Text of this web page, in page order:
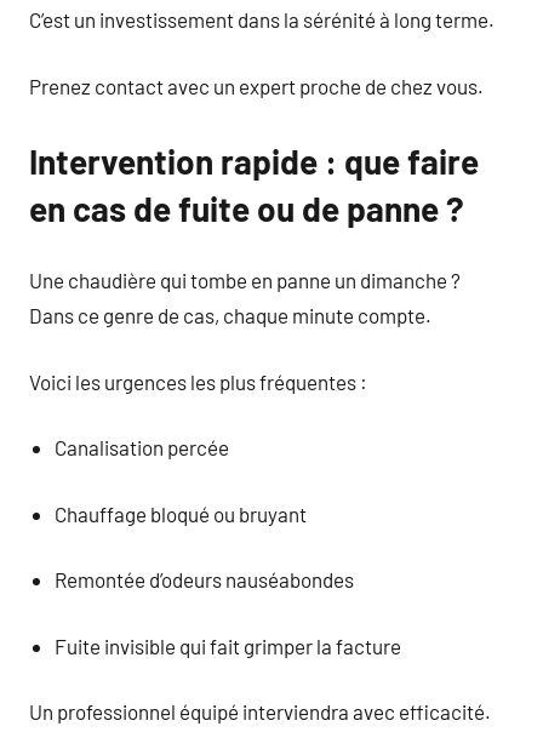
C’est un investissement dans la sérénité à long terme.
Prenez contact avec un expert proche de chez vous.
Intervention rapide : que faire
en cas de fuite ou de panne ?
Une chaudière qui tombe en panne un dimanche ?
Dans ce genre de cas, chaque minute compte.
Voici les urgences les plus fréquentes :
Canalisation percée
Chauffage bloqué ou bruyant
Remontée d’odeurs nauséabondes
Fuite invisible qui fait grimper la facture
Un professionnel équipé interviendra avec efficacité.